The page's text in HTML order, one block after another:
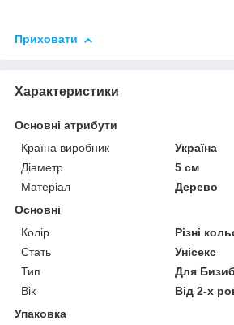
Приховати
Характеристики
Основні атрибути
Країна виробник
Україна
Діаметр
5 см
Матеріал
Дерево
Основні
Колір
Різні
Стать
Унісекс
Тип
Для
Вік
Від 2-х
Упаковка